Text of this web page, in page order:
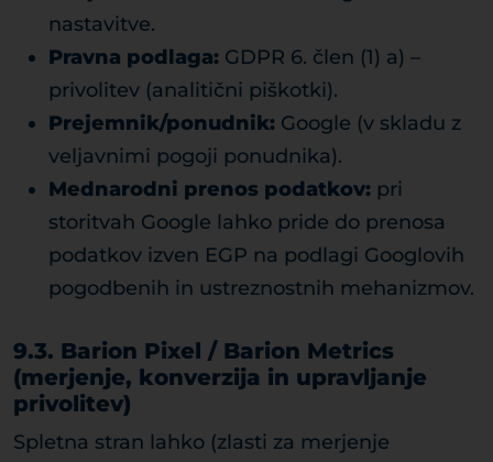
nastavitve.
Pravna podlaga: GDPR 6. člen (1) a) –
privolitev (analitični piškotki).
Prejemnik/ponudnik: Google (v skladu z
veljavnimi pogoji ponudnika).
Mednarodni prenos podatkov: pri
storitvah Google lahko pride do prenosa
podatkov izven EGP na podlagi Googlovih
pogodbenih in ustreznostnih mehanizmov.
9.3. Barion Pixel / Barion Metrics
(merjenje, konverzija in upravljanje
privolitev)
Spletna stran lahko (zlasti za merjenje